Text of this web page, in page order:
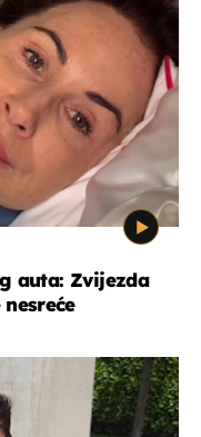
auta: Zvijezda